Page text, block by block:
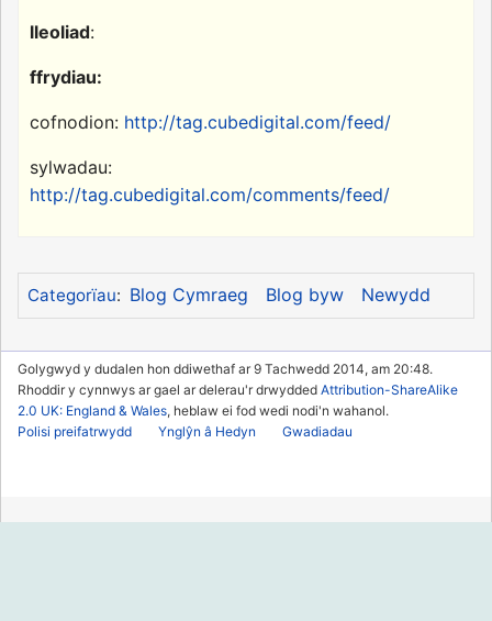
lleoliad:
ffrydiau:
cofnodion: http://tag.cubedigital.com/feed/
sylwadau:
http://tag.cubedigital.com/comments/feed/
Categorïau: Blog Cymraeg Blog byw Newydd
Golygwyd y dudalen hon ddiwethaf ar 9 Tachwedd 2014, am 20:48.
Rhoddir y cynnwys ar gael ar delerau'r drwydded Attribution-ShareAlike
2.0 UK: England & Wales, heblaw ei fod wedi nodi'n wahanol.
Polisi preifatrwydd
Ynglŷn â Hedyn Gwadiadau